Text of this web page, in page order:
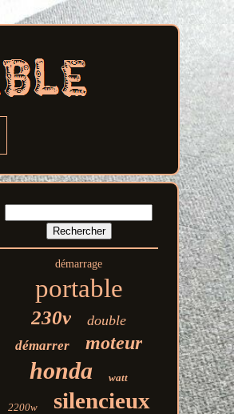
démarrage
portable
230v double
démarrer moteur
honda watt
2200w silencieux